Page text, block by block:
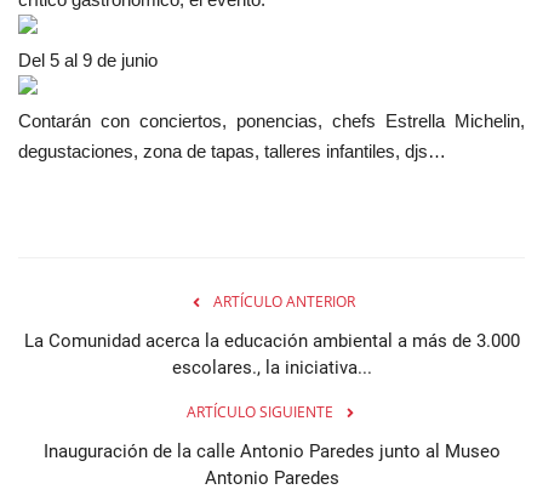
Del 5 al 9 de junio
Contarán con conciertos, ponencias, chefs Estrella Michelin,
degustaciones, zona de tapas, talleres infantiles, djs…
ARTÍCULO ANTERIOR
La Comunidad acerca la educación ambiental a más de 3.000
escolares., la iniciativa...
ARTÍCULO SIGUIENTE
Inauguración de la calle Antonio Paredes junto al Museo
Antonio Paredes